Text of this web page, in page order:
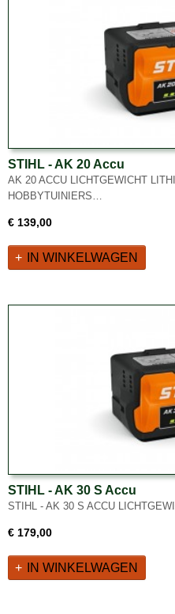
STIHL - AK 20 Accu
AK 20 ACCU LICHTGEWICHT
HOBBYTUINIERS…
€ 139,00
IN WINKELWAGEN
STIHL - AK 30 S Accu
STIHL - AK 30 S ACCU
€ 179,00
IN WINKELWAGEN